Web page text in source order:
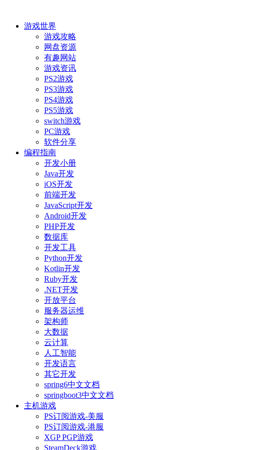
游戏世界
游戏攻略
网盘资源
有趣网站
游戏资讯
PS2游戏
PS3游戏
PS4游戏
PS5游戏
switch游戏
PC游戏
软件分享
编程指南
开发小册
Java开发
iOS开发
前端开发
JavaScript开发
Android开发
PHP开发
数据库
开发工具
Python开发
Kotlin开发
Ruby开发
.NET开发
开放平台
服务器运维
架构师
大数据
云计算
人工智能
开发语言
其它开发
spring6中文文档
springboot3中文文档
主机游戏
PS订阅游戏-美服
PS订阅游戏-港服
XGP PGP游戏
SteamDeck游戏